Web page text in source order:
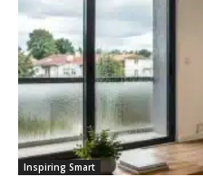
Inspiring Smart